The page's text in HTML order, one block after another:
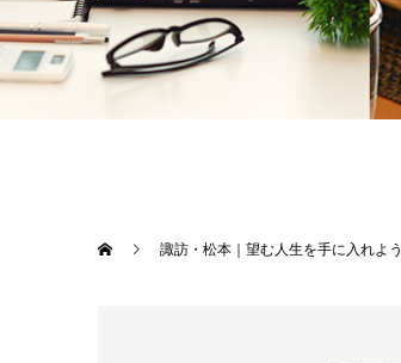
諏訪・松本｜望む人生を手に入れよう